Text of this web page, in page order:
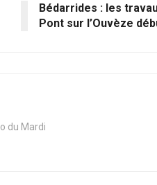
Bédarrides : les
Pont sur l’Ouvèze
du Mardi